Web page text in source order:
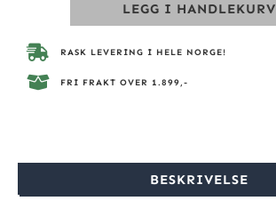
LEGG I HANDLEKURV
RASK LEVERING I HELE NORGE!
FRI FRAKT OVER 1.899,-
BESKRIVELSE